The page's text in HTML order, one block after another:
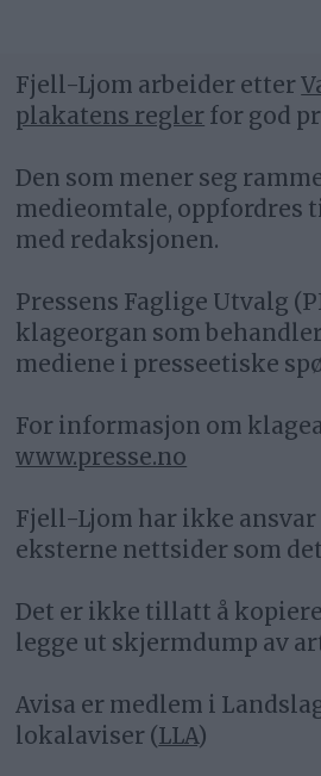
Fjell-Ljom arbeider etter
plakatens regler for god
Den som mener seg
medieomtale, oppfordres
med redaksjonen.
Pressens Faglige Utvalg
klageorgan som
mediene i presseetiske
For informasjon om
www.presse.no
Fjell-Ljom har ikke
eksterne nettsider som
Det er ikke tillatt å
legge ut skjermdump av
Avisa er medlem i
lokalaviser (LLA)